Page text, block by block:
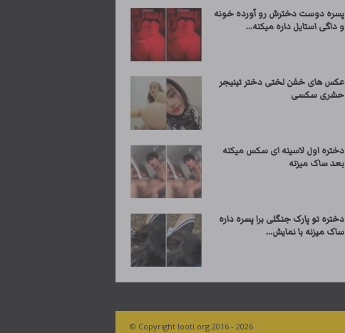
پسره دوست دخترش رو آورده خونه
و داگی استایل داره میکنه...
عکس های خفن لختی دختر تینیجر
حشری سکسی
دختره اول لاسینه ای سکس میکنه
بعد ساک میزنه
دختره تو پارک جنگلی برا پسره داره
ساک میزنه با نمایش...
© Copyright looti.org 2016 - 2026